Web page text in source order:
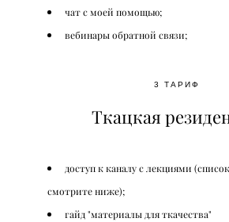
чат с моей помощью;
вебинары обратной связи;
3 ТАРИФ
Ткацкая
доступ к каналу с лекциями
смотрите ниже);
гайд "материалы для ткачества"